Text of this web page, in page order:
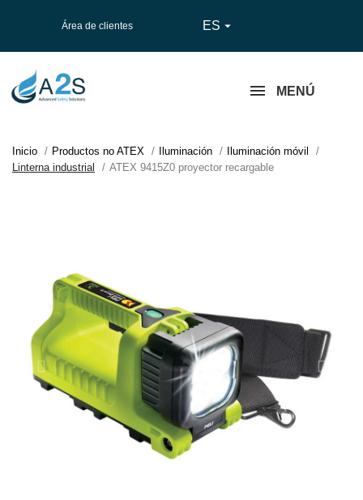
Área de clientes ES 
MENÚ
Inicio Productos no ATEX Iluminación
Iluminación móvil
Linterna industrial
ATEX 9415Z0 proyector recargable